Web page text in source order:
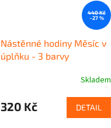
440 Kč
–27 %
Nástěnné hodiny Měsíc v
úplňku - 3 barvy
Skladem
320 Kč DETAIL